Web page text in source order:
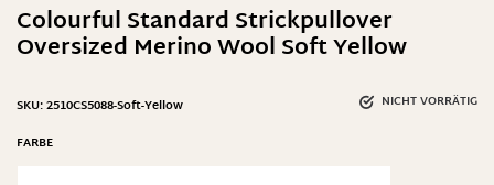
Colourful Standard Strickpullover
Oversized Merino Wool Soft Yellow
NICHT VORRÄTIG
SKU:2510CS5088-Soft-Yellow
FARBE